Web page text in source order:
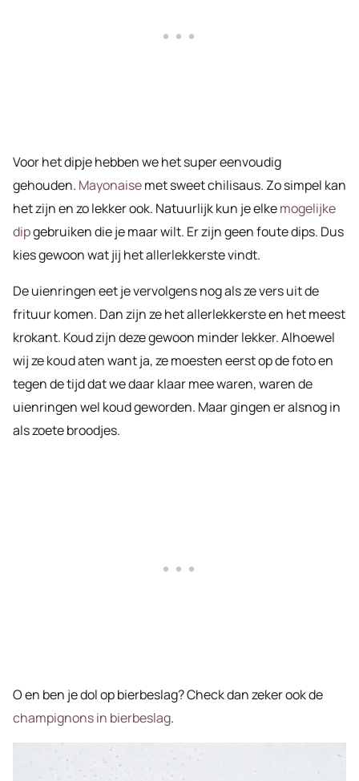
Voor het dipje hebben we het super eenvoudig
gehouden. Mayonaisemet sweet chilisaus. Zo simpel kan
het zijn en zo lekker ook. Natuurlijk kun je elkemogelijke
dipgebruiken die je maar wilt. Er zijn geen foute dips. Dus
kies gewoon wat jij het allerlekkerste vindt.
De uienringen eet je vervolgens nog als ze vers uit de
frituur komen. Dan zijn ze het allerlekkerste en het meest
krokant. Koud zijn deze gewoon minder lekker. Alhoewel
wij ze koud aten want ja, ze moesten eerst op de foto en
tegen de tijd dat we daar klaar mee waren, waren de
uienringen wel koud geworden. Maar gingen er alsnog in
als zoete broodjes.
O en ben je dol op bierbeslag? Check dan zeker ook de
champignons in bierbeslag.